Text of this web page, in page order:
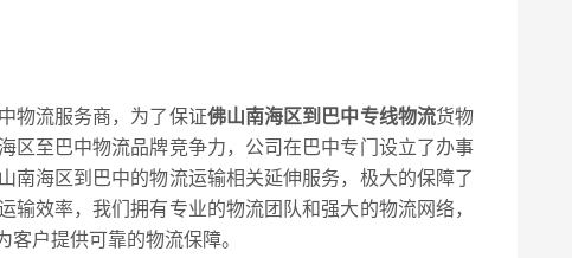
物流服务商，为了保证佛山南海区到巴中专线物流货物
区至巴中物流品牌竞争力，公司在巴中专门设立了办事
南海区到巴中的物流运输相关延伸服务，极大的保障了
效率，我们拥有专业的物流团队和强大的物流网络，
户提供可靠的物流保障。